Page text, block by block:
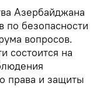
Азербайджана
по безопасности
вопросов.
состоится на
права и защиты